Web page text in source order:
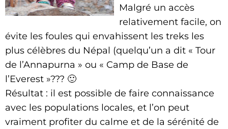
Malgré un accès
relativement facile, on
évite les foules qui envahissent les treks les
plus célèbres du Népal (quelqu’un a dit « Tour
de l’Annapurna » ou « Camp de Base de
l’Everest »??? 🙂
Résultat : il est possible de faire connaissance
avec les populations locales, et l’on peut
vraiment profiter du calme et de la sérénité de